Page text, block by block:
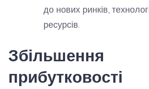
до нових ринків,
ресурсів.
Збільшення
прибутковості